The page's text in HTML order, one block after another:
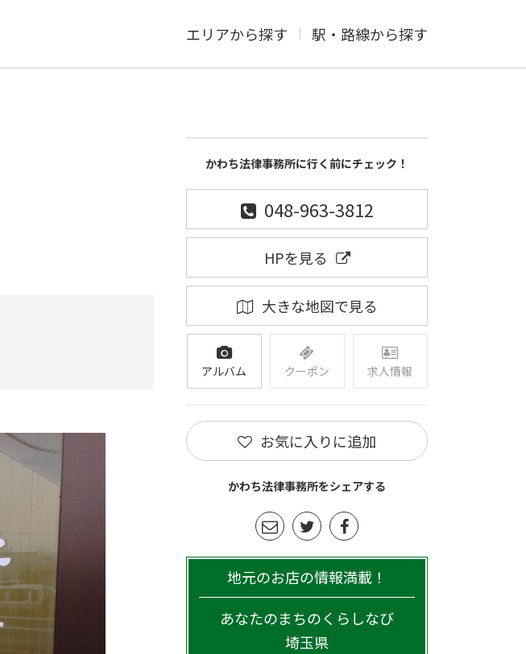
エリアから探す 駅・路線から探す
かわち法律事務所に行く前にチェック！
048-963-3812
HPを見る
大きな地図で見る
アルバム クーポン 求人情報
お気に入りに追加
かわち法律事務所をシェアする
地元のお店の情報満載！
あなたのまちのくらしなび
埼玉県